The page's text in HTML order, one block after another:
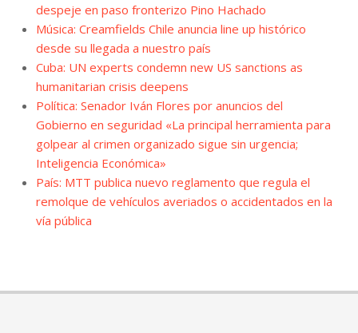
despeje en paso fronterizo Pino Hachado
Música: Creamfields Chile anuncia line up histórico
desde su llegada a nuestro país
Cuba: UN experts condemn new US sanctions as
humanitarian crisis deepens
Política: Senador Iván Flores por anuncios del
Gobierno en seguridad «La principal herramienta para
golpear al crimen organizado sigue sin urgencia;
Inteligencia Económica»
País: MTT publica nuevo reglamento que regula el
remolque de vehículos averiados o accidentados en la
vía pública